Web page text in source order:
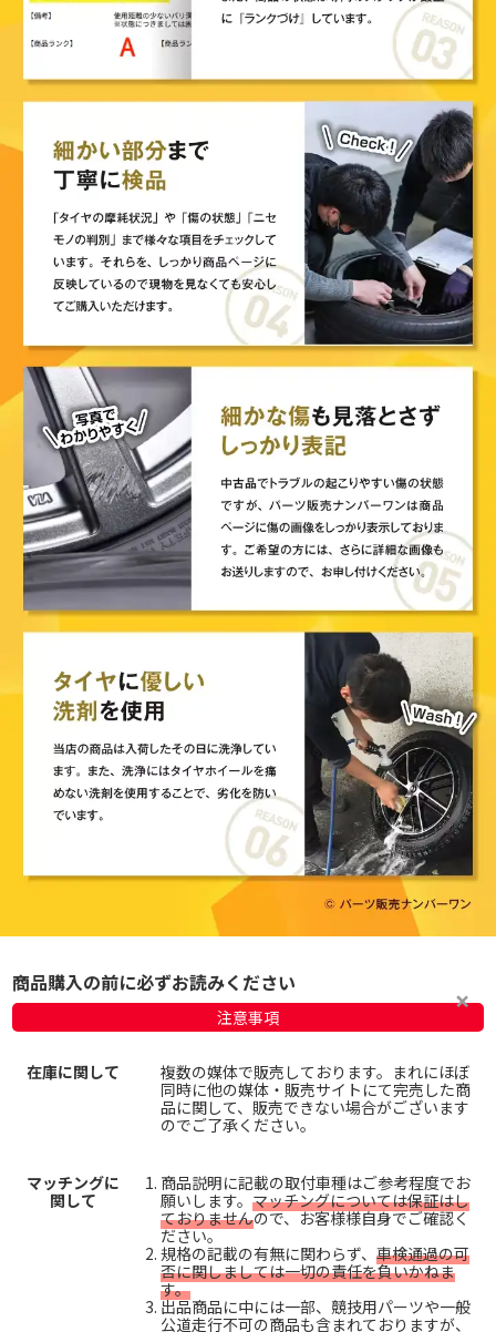
商品購入の前に必ずお読みください
注意事項
在庫に関して
複数の媒体で販売しております。まれにほぼ
同時に他の媒体・販売サイトにて完売した商
品に関して、販売できない場合がございます
のでご了承ください。
マッチングに
関して
商品説明に記載の取付車種はご参考程度でお
願いします。 マッチングについては保証はし
ておりませんので、お客様様自身でご確認く
ださい。
規格の記載の有無に関わらず、 車検通過の可
否に関しましては一切の責任を負いかねま
す。
出品商品に中には一部、競技用パーツや一般
公道走行不可の商品も含まれておりますが、